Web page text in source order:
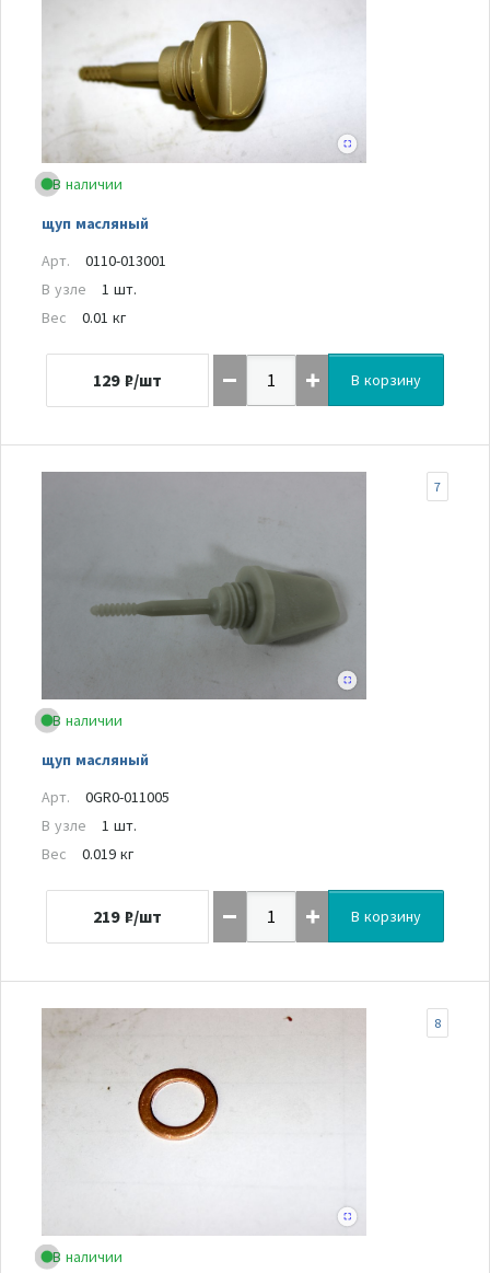
В наличии
щуп масляный
Арт.
0110-013001
В узле
1 шт.
Вес
0.01 кг
129 ₽/шт В корзину
В наличии
щуп масляный
7
Арт.
0GR0-011005
В узле
1 шт.
Вес
0.019 кг
219 ₽/шт В корзину
В наличии
8